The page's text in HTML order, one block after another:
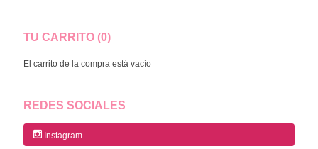
TU CARRITO (0)
El carrito de la compra está vacío
REDES SOCIALES
Instagram